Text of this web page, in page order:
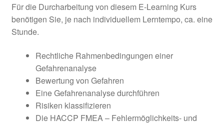
Für die Durcharbeitung von diesem E-Learning Kurs
benötigen Sie, je nach individuellem Lerntempo, ca. eine
Stunde.
Rechtliche Rahmenbedingungen einer
Gefahrenanalyse
Bewertung von Gefahren
Eine Gefahrenanalyse durchführen
Risiken klassifizieren
Die HACCP FMEA – Fehlermöglichkeits- und